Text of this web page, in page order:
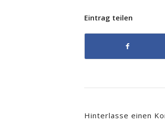
Eintrag teilen
Hinterlasse einen